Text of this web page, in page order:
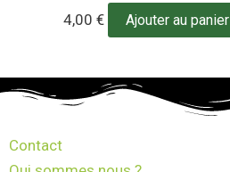
4,00 € Ajouter au panier
Contact